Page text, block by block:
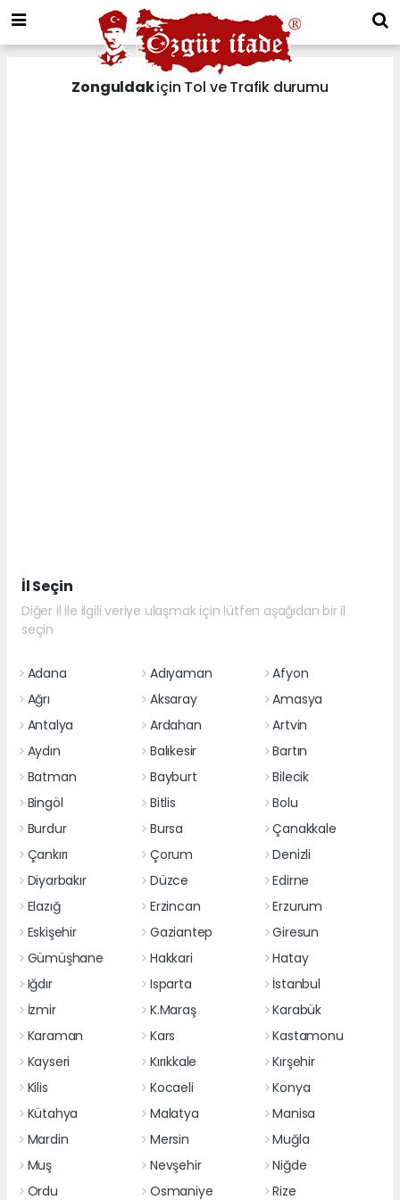
Zonguldakiçin Tol ve Trafik durumu
İl Seçin
Diğer il ile ilgili veriye ulaşmak için lütfen aşağıdan bir il
seçin
Adana Adıyaman
Afyon
Ağrı
Aksaray
Amasya
Antalya
Ardahan
Artvin
Aydın
Balıkesir
Bartın
Batman
Bayburt
Bilecik
Bingöl
Bitlis
Bolu
Burdur
Bursa
Çanakkale
Çankırı
Çorum
Denizli
Diyarbakır
Düzce
Edirne
Elazığ
Erzincan
Erzurum
Eskişehir
Gaziantep
Giresun
Gümüşhane
Hakkari
Hatay
Iğdır
Isparta
İstanbul
İzmir
K.Maraş
Karabük
Karaman
Kars
Kastamonu
Kayseri
Kırıkkale
Kırşehir
Kilis
Kocaeli
Konya
Kütahya
Malatya
Manisa
Mardin
Mersin
Muğla
Muş
Nevşehir
Niğde
Ordu
Osmaniye Rize